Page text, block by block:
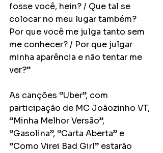
fosse você, hein? / Que tal se
colocar no meu lugar também?
Por que você me julga tanto sem
me conhecer? / Por que julgar
minha aparência e não tentar me
ver?’’
As canções ‘’Uber’’, com
participação de MC Joãozinho VT,
‘’Minha Melhor Versão’’,
‘’Gasolina’’, ‘’Carta Aberta’’ e
‘’Como Virei Bad Girl’’ estarão